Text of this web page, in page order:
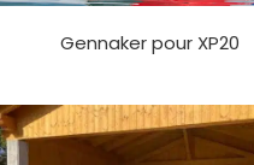
Gennaker pour XP20